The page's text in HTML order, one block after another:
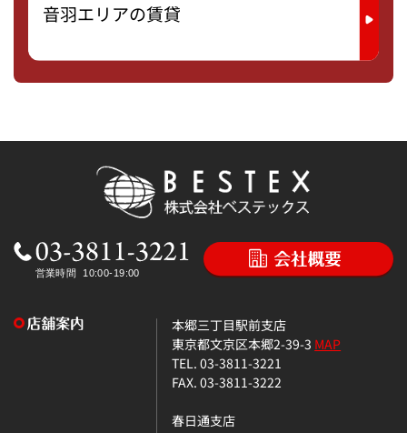
音羽エリアの賃貸
本郷三丁目駅前支店
東京都文京区本郷2-39-3 MAP
TEL. 03-3811-3221
FAX. 03-3811-3222
春日通支店